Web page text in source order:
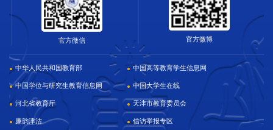
官方微信 官方微博
中华人民共和国教育部 中国高等教育学生信息网
中国学位与研究生教育信息网 中国大学生在线
河北省教育厅 天津市教育委员会
廉韵津沽 信访举报专区